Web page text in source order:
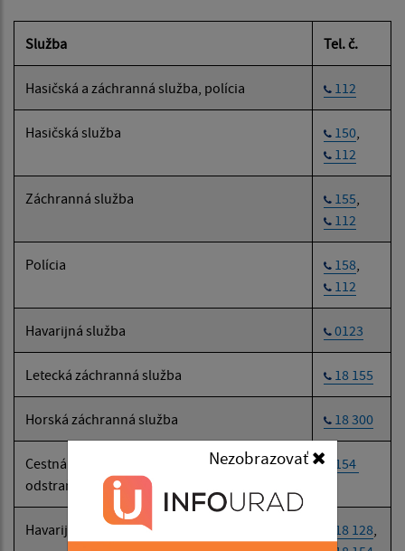
Nezobrazovať
Služba Tel. č.
Hasičská a záchranná služba, polícia 112
Hasičská služba 150,
112
Záchranná služba 155,
112
Polícia 158,
112
Havarijná služba 0123
Letecká záchranná služba 18 155
Horská záchranná služba 18 300
Cestná záchranná služba (SČK):
odstraňovanie následkov dopravných nehôd
154
Havarijná a núdzová služba pre motoristov 18 128,